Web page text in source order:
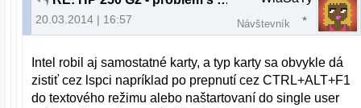
20.03.2014 | 16:57 Návštevník
Intel robil aj samostatné karty, a typ karty sa obvykle dá
zistiť cez lspci napríklad po prepnutí cez CTRL+ALT+F1
do textového režimu alebo naštartovaní do single user